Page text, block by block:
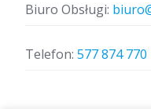
Biuro Obsługi:
Telefon: 577 874 770